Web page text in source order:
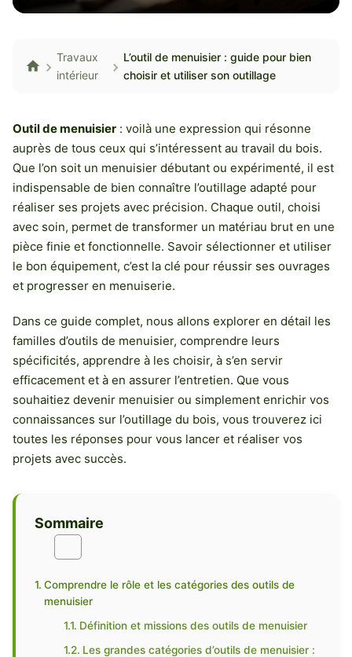
Travaux
intérieur
L’outil de menuisier : guide pour bien
choisir et utiliser son outillage
Outil de menuisier : voilà une expression qui résonne
auprès de tous ceux qui s’intéressent au travail du bois.
Que l’on soit un menuisier débutant ou expérimenté, il est
indispensable de bien connaître l’outillage adapté pour
réaliser ses projets avec précision. Chaque outil, choisi
avec soin, permet de transformer un matériau brut en une
pièce finie et fonctionnelle. Savoir sélectionner et utiliser
le bon équipement, c’est la clé pour réussir ses ouvrages
et progresser en menuiserie.
Dans ce guide complet, nous allons explorer en détail les
familles d’outils de menuisier, comprendre leurs
spécificités, apprendre à les choisir, à s’en servir
efficacement et à en assurer l’entretien. Que vous
souhaitiez devenir menuisier ou simplement enrichir vos
connaissances sur l’outillage du bois, vous trouverez ici
toutes les réponses pour vous lancer et réaliser vos
projets avec succès.
Sommaire
Comprendre le rôle et les catégories des outils de
menuisier
Définition et missions des outils de menuisier
Les grandes catégories d’outils de menuisier :